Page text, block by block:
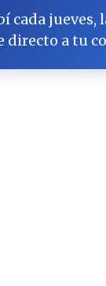
cada jueves,
directo a tu